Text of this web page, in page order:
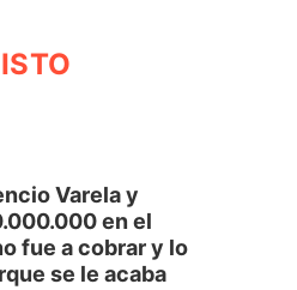
Varela y
en el
fue a cobrar y lo
se le acaba